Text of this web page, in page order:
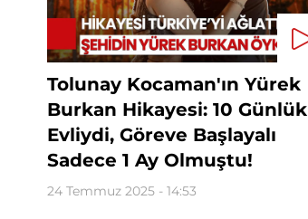
Tolunay Kocaman'ın Yürek
Burkan Hikayesi: 10 Günlük
Evliydi, Göreve Başlayalı
Sadece 1 Ay Olmuştu!
24 Temmuz 2025 - 14:53